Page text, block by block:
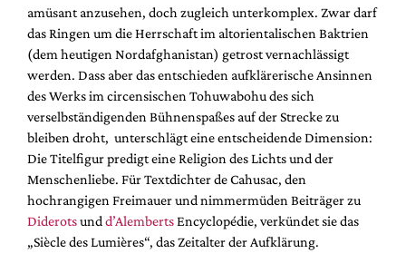
amüsant anzusehen, doch zugleich unterkomplex. Zwar darf
das Ringen um die Herrschaft im altorientalischen Baktrien
(dem heutigen Nordafghanistan) getrost vernachlässigt
werden. Dass aber das entschieden aufklärerische Ansinnen
des Werks im circensischen Tohuwabohu des sich
verselbständigenden Bühnenspaßes auf der Strecke zu
bleiben droht, unterschlägt eine entscheidende Dimension:
Die Titelfigur predigt eine Religion des Lichts und der
Menschenliebe. Für Textdichter de Cahusac, den
hochrangigen Freimauer und nimmermüden Beiträger zu
Diderotsund d’AlembertsEncyclopédie, verkündet sie das
„Siècle des Lumières“, das Zeitalter der Aufklärung.